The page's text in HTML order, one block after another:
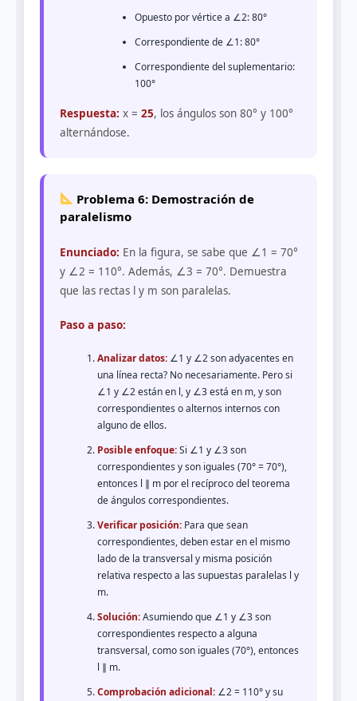
Opuesto por vértice a ∠2: 80°
Correspondiente de ∠1: 80°
Correspondiente del suplementario:
100°
Respuesta: x = 25, los ángulos son 80° y 100°
alternándose.
Problema 6: Demostración de
paralelismo
Enunciado: En la figura, se sabe que ∠1 = 70°
y ∠2 = 110°. Además, ∠3 = 70°. Demuestra
que las rectas l y m son paralelas.
Paso a paso:
Analizar datos: ∠1 y ∠2 son adyacentes en
una línea recta? No necesariamente. Pero si
∠1 y ∠2 están en l, y ∠3 está en m, y son
correspondientes o alternos internos con
alguno de ellos.
Posible enfoque:Si ∠1 y ∠3 son
correspondientes y son iguales (70° = 70°),
entonces l ∥ m por el recíproco del teorema
de ángulos correspondientes.
Verificar posición: Para que sean
correspondientes, deben estar en el mismo
lado de la transversal y misma posición
relativa respecto a las supuestas paralelas l y
m.
Solución:Asumiendo que ∠1 y ∠3 son
correspondientes respecto a alguna
transversal, como son iguales (70°), entonces
l ∥ m.
Comprobación adicional: ∠2 = 110° y su